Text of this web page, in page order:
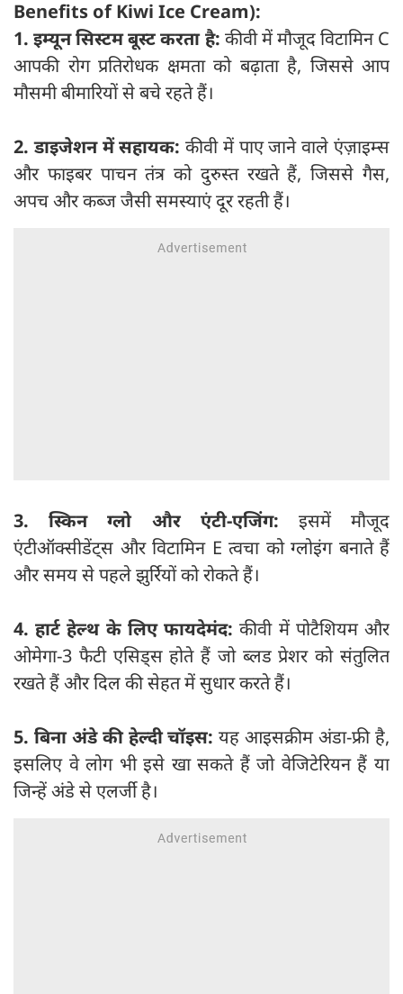
Benefits of Kiwi Ice Cream):
1. इम्यून सिस्टम बूस्ट करता है: कीवी में मौजूद विटामिन C
आपकी रोग प्रतिरोधक क्षमता को बढ़ाता है, जिससे आप
मौसमी बीमारियों से बचे रहते हैं।
2. डाइजेशन में सहायक:कीवी में पाए जाने वाले एंज़ाइम्स
और फाइबर पाचन तंत्र को दुरुस्त रखते हैं, जिससे गैस,
अपच और कब्ज जैसी समस्याएं दूर रहती हैं।
3. स्किन ग्लो और एंटी-एजिंग: इसमें मौजूद
एंटीऑक्सीडेंट्स और विटामिन E त्वचा को ग्लोइंग बनाते हैं
और समय से पहले झुर्रियों को रोकते हैं।
4. हार्ट हेल्थ के लिए फायदेमंद: कीवी में पोटैशियम और
ओमेगा-3 फैटी एसिड्स होते हैं जो ब्लड प्रेशर को संतुलित
रखते हैं और दिल की सेहत में सुधार करते हैं।
5. बिना अंडे की हेल्दी चॉइस: यह आइसक्रीम अंडा-फ्री है,
इसलिए वे लोग भी इसे खा सकते हैं जो वेजिटेरियन हैं या
जिन्हें अंडे से एलर्जी है।